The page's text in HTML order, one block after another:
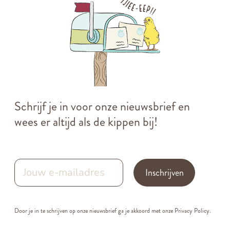
Schrijf je in voor onze nieuwsbrief en
wees er altijd als de kippen bij!
Inschrijven
Door je in te schrijven op onze nieuwsbrief ga je akkoord met onze Privacy Policy.